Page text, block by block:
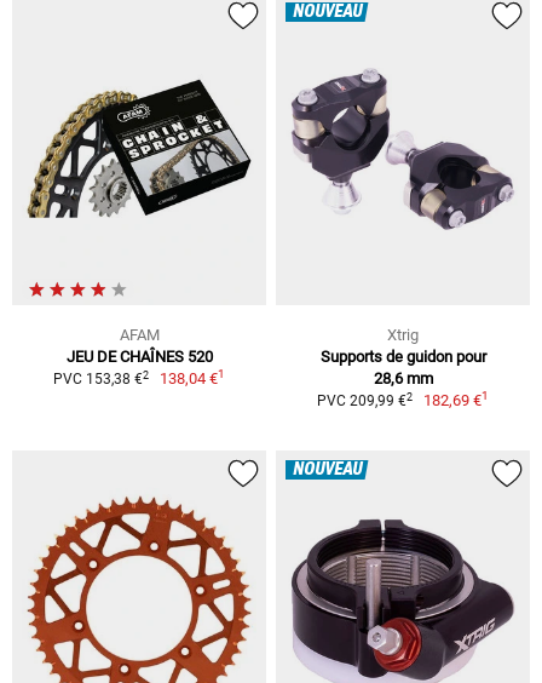
AFAM
JEU DE CHAÎNES 520
PVC 153,38 €2 138,04 €1
NOUVEAU
Xtrig
Supports de guidon pour
28,6 mm
PVC 209,99 €2 182,69 €1
NOUVEAU